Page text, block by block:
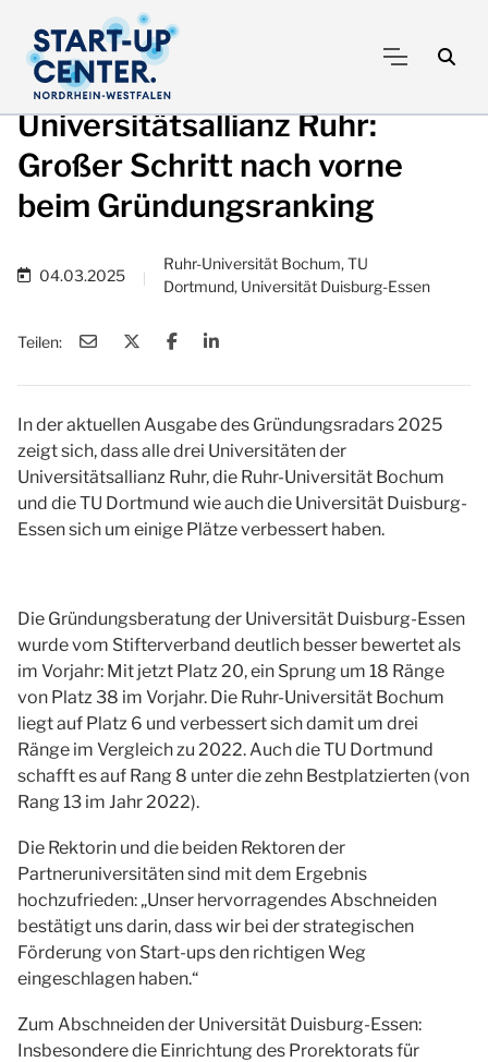
Universitätsallianz Ruhr:
Großer Schritt nach vorne
beim Gründungsranking
04.03.2025
Ruhr-Universität Bochum, TU
Dortmund, Universität Duisburg-Essen
Teilen:
In der aktuellen Ausgabe des Gründungsradars 2025
zeigt sich, dass alle drei Universitäten der
Universitätsallianz Ruhr, die Ruhr-Universität Bochum
und die TU Dortmund wie auch die Universität Duisburg-
Essen sich um einige Plätze verbessert haben.
Die Gründungsberatung der Universität Duisburg-Essen
wurde vom Stifterverband deutlich besser bewertet als
im Vorjahr: Mit jetzt Platz 20, ein Sprung um 18 Ränge
von Platz 38 im Vorjahr. Die Ruhr-Universität Bochum
liegt auf Platz 6 und verbessert sich damit um drei
Ränge im Vergleich zu 2022. Auch die TU Dortmund
schafft es auf Rang 8 unter die zehn Bestplatzierten (von
Rang 13 im Jahr 2022).
Die Rektorin und die beiden Rektoren der
Partneruniversitäten sind mit dem Ergebnis
hochzufrieden: „Unser hervorragendes Abschneiden
bestätigt uns darin, dass wir bei der strategischen
Förderung von Start-ups den richtigen Weg
eingeschlagen haben.“
Zum Abschneiden der Universität Duisburg-Essen:
Insbesondere die Einrichtung des Prorektorats für